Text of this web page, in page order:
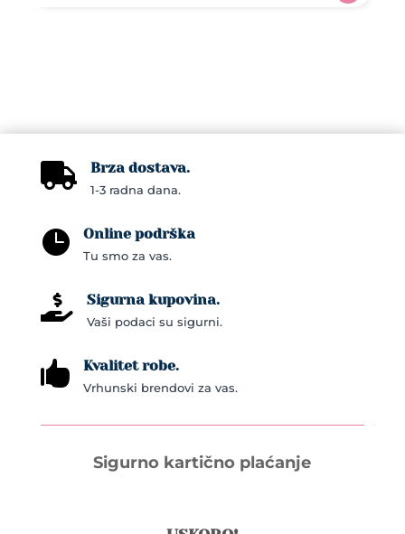
 Brza dostava.
1-3 radna dana.
 Online podrška
Tu smo za vas.
 Sigurna kupovina.
Vaši podaci su sigurni.
 Kvalitet robe.
Vrhunski brendovi za vas.
Sigurno kartično plaćanje